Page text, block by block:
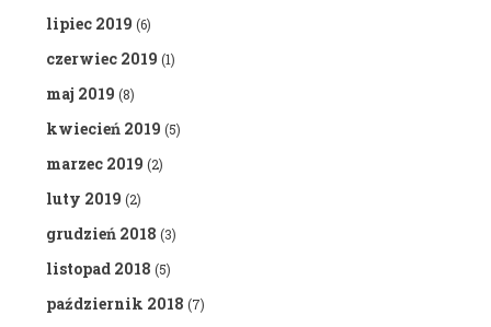
lipiec 2019 (6)
czerwiec 2019 (1)
maj 2019 (8)
kwiecień 2019 (5)
marzec 2019 (2)
luty 2019 (2)
grudzień 2018 (3)
listopad 2018 (5)
październik 2018 (7)